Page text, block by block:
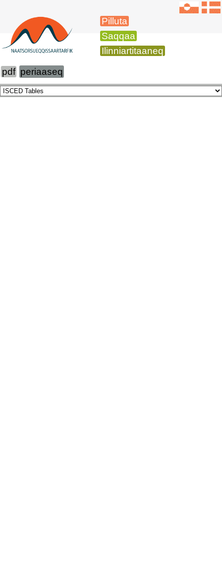
Pilluta
Saqqaa
Ilinniartitaaneq
pdf periaaseq